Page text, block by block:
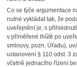
Co se týče argumentace
nutné vykládat tak, že
uveřejnění je, s
v přiměřené lhůtě po
smlouvy, pozn. Úřadu),
ustanovení § 110 odst. 3
včetně jednacího řízení